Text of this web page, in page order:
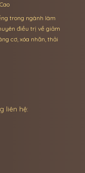
trong ngành làm
điều trị về giảm
cơ, xóa nhăn, thải
liên hệ: